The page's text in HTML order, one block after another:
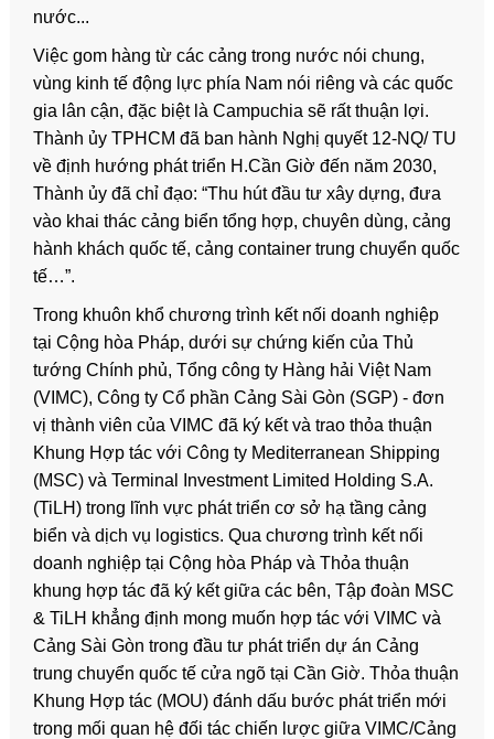
nước...
Việc gom hàng từ các cảng trong nước nói chung,
vùng kinh tế động lực phía Nam nói riêng và các quốc
gia lân cận, đặc biệt là Campuchia sẽ rất thuận lợi.
Thành ủy TPHCM đã ban hành Nghị quyết 12-NQ/ TU
về định hướng phát triển H.Cần Giờ đến năm 2030,
Thành ủy đã chỉ đạo: “Thu hút đầu tư xây dựng, đưa
vào khai thác cảng biển tổng hợp, chuyên dùng, cảng
hành khách quốc tế, cảng container trung chuyển quốc
tế…”.
Trong khuôn khổ chương trình kết nối doanh nghiệp
tại Cộng hòa Pháp, dưới sự chứng kiến của Thủ
tướng Chính phủ, Tổng công ty Hàng hải Việt Nam
(VIMC), Công ty Cổ phần Cảng Sài Gòn (SGP) - đơn
vị thành viên của VIMC đã ký kết và trao thỏa thuận
Khung Hợp tác với Công ty Mediterranean Shipping
(MSC) và Terminal Investment Limited Holding S.A.
(TiLH) trong lĩnh vực phát triển cơ sở hạ tầng cảng
biển và dịch vụ logistics. Qua chương trình kết nối
doanh nghiệp tại Cộng hòa Pháp và Thỏa thuận
khung hợp tác đã ký kết giữa các bên, Tập đoàn MSC
& TiLH khẳng định mong muốn hợp tác với VIMC và
Cảng Sài Gòn trong đầu tư phát triển dự án Cảng
trung chuyển quốc tế cửa ngõ tại Cần Giờ. Thỏa thuận
Khung Hợp tác (MOU) đánh dấu bước phát triển mới
trong mối quan hệ đối tác chiến lược giữa VIMC/Cảng